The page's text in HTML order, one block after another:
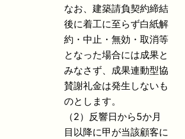
なお、建築請負契約締結
後に着工に至らず白紙解
約・中止・無効・取消等
となった場合には成果と
みなさず、成果連動型協
賛謝礼金は発生しないも
のとします。
（2）反響日から5か月
目以降に甲が当該顧客に